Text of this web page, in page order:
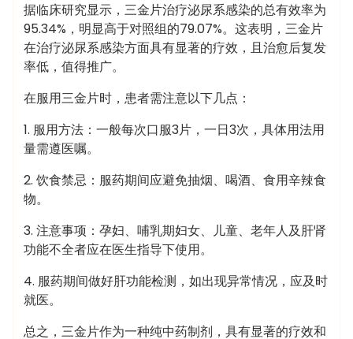
据临床研究显示，三金片治疗泌尿系感染的总有效率为
95.34%，明显高于对照组的79.07%。这表明，三金片
在治疗泌尿系感染方面具有显著的疗效，且治愈后复发
率低，值得推广。
在服用三金片时，患者需注意以下几点：
1. 服用方法：一般每次口服3片，一日3次，具体用法用
量需遵医嘱。
2. 饮食禁忌：服药期间应避免抽烟、喝酒、食用辛辣食
物。
3. 注意事项：孕妇、哺乳期妇女、儿童、老年人及肝肾
功能不全者应在医生指导下使用。
4. 服药期间做好肝功能检测，如出现异常情况，应及时
就医。
总之，三金片作为一种纯中药制剂，具有显著的疗效和